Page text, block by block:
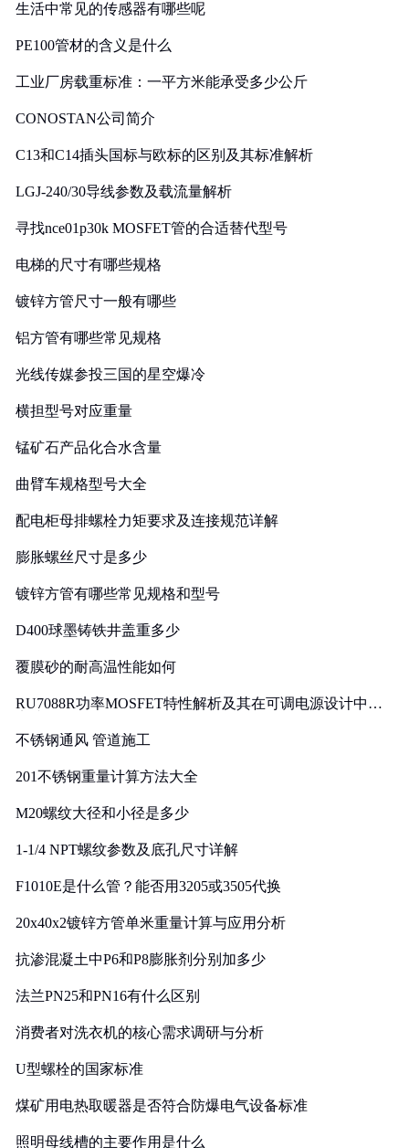
生活中常见的传感器有哪些呢
PE100管材的含义是什么
工业厂房载重标准：一平方米能承受多少公斤
CONOSTAN公司简介
C13和C14插头国标与欧标的区别及其标准解析
LGJ-240/30导线参数及载流量解析
寻找nce01p30k MOSFET管的合适替代型号
电梯的尺寸有哪些规格
镀锌方管尺寸一般有哪些
铝方管有哪些常见规格
光线传媒参投三国的星空爆冷
横担型号对应重量
锰矿石产品化合水含量
曲臂车规格型号大全
配电柜母排螺栓力矩要求及连接规范详解
膨胀螺丝尺寸是多少
镀锌方管有哪些常见规格和型号
D400球墨铸铁井盖重多少
覆膜砂的耐高温性能如何
RU7088R功率MOSFET特性解析及其在可调电源设计中的
不锈钢通风 管道施工
201不锈钢重量计算方法大全
M20螺纹大径和小径是多少
1-1/4 NPT螺纹参数及底孔尺寸详解
F1010E是什么管？能否用3205或3505代换
20x40x2镀锌方管单米重量计算与应用分析
抗渗混凝土中P6和P8膨胀剂分别加多少
法兰PN25和PN16有什么区别
消费者对洗衣机的核心需求调研与分析
U型螺栓的国家标准
煤矿用电热取暖器是否符合防爆电气设备标准
照明母线槽的主要作用是什么